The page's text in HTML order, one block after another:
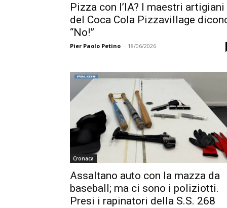
Pizza con l’IA? I maestri artigiani
del Coca Cola Pizzavillage
“No!”
Pier Paolo Petino - 18/06/2026
Cronaca
Assaltano auto con la mazza da
baseball; ma ci sono i poliziotti.
Presi i rapinatori della S.S. 268